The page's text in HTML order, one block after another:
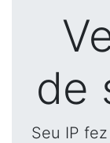
de
Seu IP